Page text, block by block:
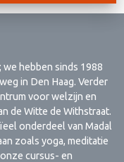
hebben sinds 1988
in Den Haag. Verder
voor welzijn en
de Witte de Withstraat.
onderdeel van Madal
zoals yoga, meditatie
cursus- en